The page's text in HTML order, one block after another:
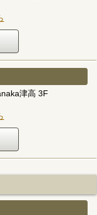
津高 3F